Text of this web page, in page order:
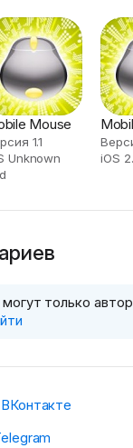
Mouse
1.1
Unknown
iOS
только